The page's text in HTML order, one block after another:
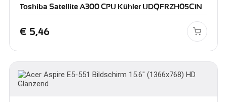
Toshiba Satellite A300 CPU Kühler UDQFRZH05C1N
€ 5,46